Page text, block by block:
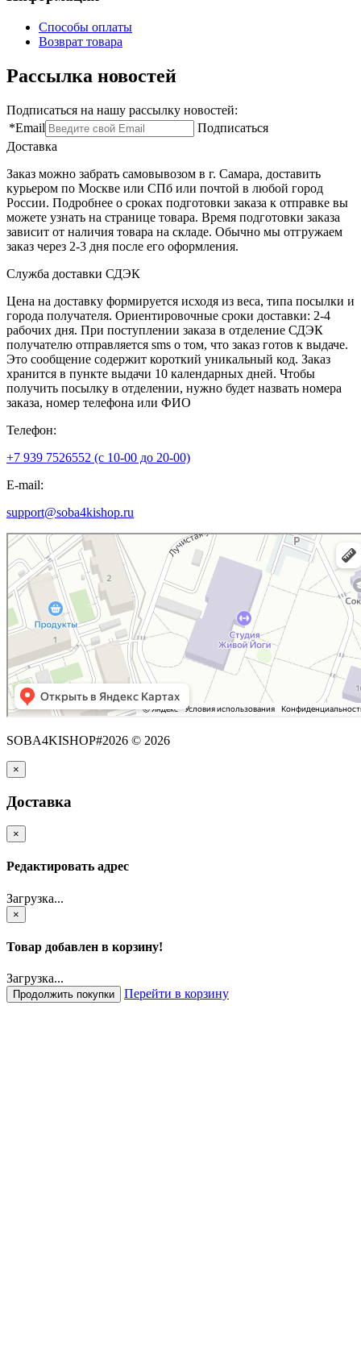
Способы оплаты
Возврат товара
Рассылка новостей
Подписаться на нашу рассылку новостей:
*Email
Подписаться
Доставка
Заказ можно забрать самовывозом в г. Самара, доставить
курьером по Москве или СПб или почтой в любой город
России. Подробнее о сроках подготовки заказа к отправке вы
можете узнать на странице товара. Время подготовки заказа
зависит от наличия товара на складе. Обычно мы отгружаем
заказ через 2-3 дня после его оформления.
Служба доставки СДЭК
Цена на доставку формируется исходя из веса, типа посылки и
города получателя. Ориентировочные сроки доставки: 2-4
рабочих дня. При поступлении заказа в отделение СДЭК
получателю отправляется sms о том, что заказ готов к выдаче.
Это сообщение содержит короткий уникальный код. Заказ
хранится в пункте выдачи 10 календарных дней. Чтобы
получить посылку в отделении, нужно будет назвать номера
заказа, номер телефона или ФИО
Телефон:
+7 939 7526552 (с 10-00 до 20-00)
E-mail:
support@soba4kishop.ru
SOBA4KISHOP#2026 © 2026
×
Доставка
×
Редактировать адрес
Загрузка...
×
Товар добавлен в корзину!
Загрузка...
Продолжить покупки Перейти в корзину